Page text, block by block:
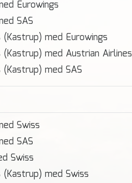
Eurowings
SAS
med Eurowings
med Austrian Airlines
med SAS
Swiss
SAS
Swiss
med Swiss